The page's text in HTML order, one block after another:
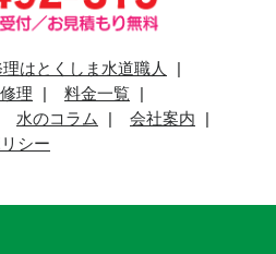
はとくしま水道職人
理
料金一覧
水のコラム
会社案内
シー